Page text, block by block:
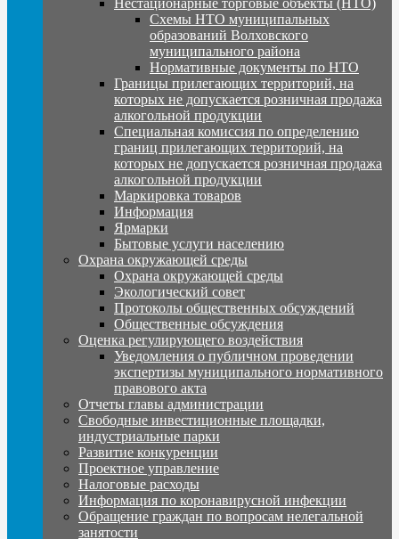
Схемы НТО муниципальных
образований Волховского
муниципального района
Нормативные документы по НТО
Границы прилегающих территорий, на
которых не допускается розничная продажа
алкогольной продукции
Специальная комиссия по определению
границ прилегающих территорий, на
которых не допускается розничная продажа
алкогольной продукции
Маркировка товаров
Информация
Ярмарки
Бытовые услуги населению
Охрана окружающей среды
Охрана окружающей среды
Экологический совет
Протоколы общественных обсуждений
Общественные обсуждения
Оценка регулирующего воздействия
Уведомления о публичном проведении
экспертизы муниципального нормативного
правового акта
Отчеты главы администрации
Свободные инвестиционные площадки,
индустриальные парки
Развитие конкуренции
Проектное управление
Налоговые расходы
Информация по коронавирусной инфекции
Обращение граждан по вопросам нелегальной
занятости